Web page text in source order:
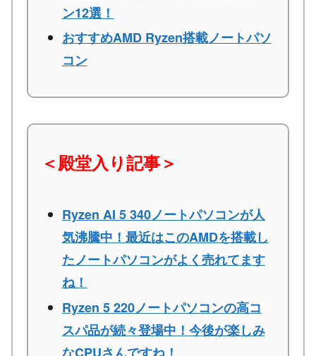
ン12選！
おすすめAMD Ryzen搭載ノートパソ
コン
＜殿堂入り記事＞
Ryzen AI 5 340ノートパソコンが人
気沸騰中！最近はこのAMDを搭載し
たノートパソコンがよく売れてます
ね！
Ryzen 5 220ノートパソコンの高コ
スパ品が続々登場中！今後が楽しみ
なCPUさんですね！